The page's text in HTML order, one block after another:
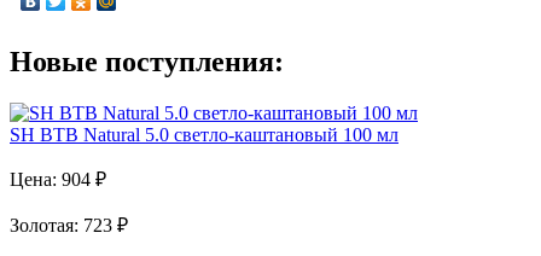
Новые поступления:
SH BTB Natural 5.0 светло-каштановый 100 мл
Цена: 904 ₽
Золотая: 723 ₽